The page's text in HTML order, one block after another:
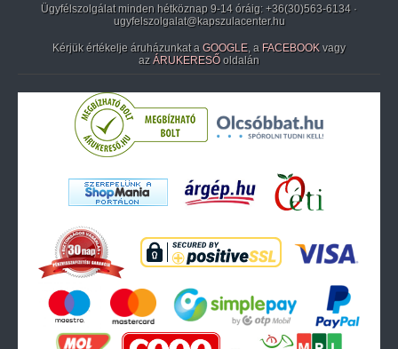
Ügyfélszolgálat minden hétköznap 9-14 óráig: +36(30)563-6134 ·
ugyfelszolgalat@kapszulacenter.hu
Kérjük értékelje áruházunkat a GOOGLE, a FACEBOOK vagy
az ÁRUKERESŐ oldalán